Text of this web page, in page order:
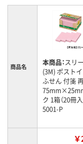
商品名 本商品：スリ
(3M) ポスト
ふせん 付箋
ク 1箱（20冊入
5001-P